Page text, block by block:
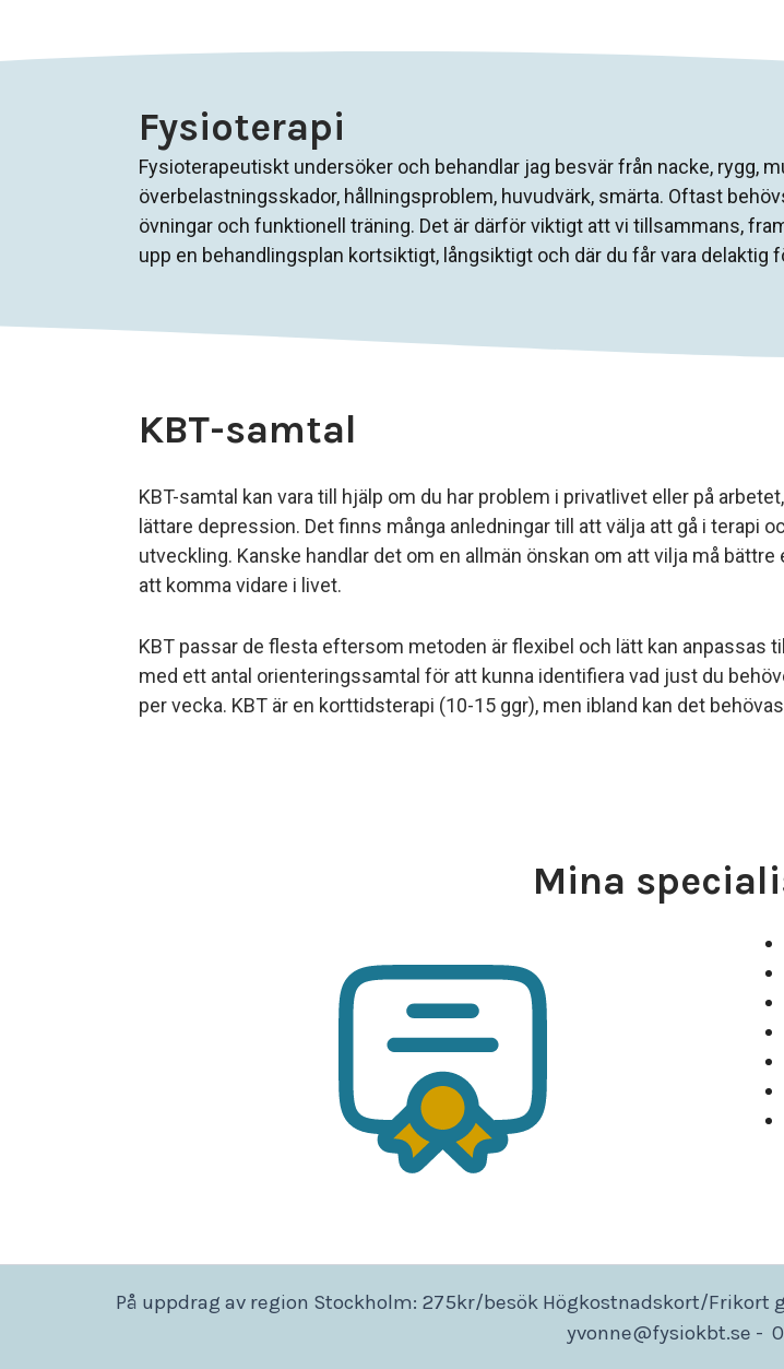
Fysioterapi
Fysioterapeutiskt undersöker och behandlar jag besvär från nacke, rygg,
överbelastningsskador, hållningsproblem, huvudvärk, smärta. Oftast
övningar och funktionell träning. Det är därför viktigt att vi tillsammans,
upp en behandlingsplan kortsiktigt, långsiktigt och där du får vara delaktig
KBT-samtal
KBT-samtal kan vara till hjälp om du har problem i privatlivet eller på
lättare depression. Det finns många anledningar till att välja att gå i terapi
utveckling. Kanske handlar det om en allmän önskan om att vilja må
att komma vidare i livet.
KBT passar de flesta eftersom metoden är flexibel och lätt kan
med ett antal orienteringssamtal för att kunna identifiera vad just du
per vecka. KBT är en korttidsterapi (10-15 ggr), men ibland kan det
Mina
På uppdrag av region Stockholm: 275kr/besök Högkostnadskort/Frikort
yvonne@fysiokbt.se -